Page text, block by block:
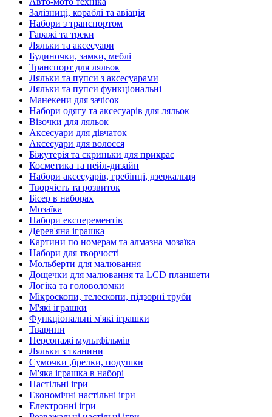
Залізниці, кораблі та авіація
Набори з транспортом
Гаражі та треки
Ляльки та аксесуари
Будиночки, замки, меблі
Транспорт для ляльок
Ляльки та пупси з аксесуарами
Ляльки та пупси функціональні
Манекени для зачісок
Набори одягу та аксесуарів для ляльок
Візочки для ляльок
Аксесуари для дівчаток
Аксесуари для волосся
Біжутерія та скриньки для прикрас
Косметика та нейл-дизайн
Набори аксесуарів, гребінці, дзеркальця
Творчість та розвиток
Бісер в наборах
Мозаїка
Набори експерементів
Дерев'яна іграшка
Картини по номерам та алмазна мозаїка
Набори для творчості
Мольберти для малювання
Дощечки для малювання та LCD планшети
Логіка та головоломки
Мікроскопи, телескопи, підзорні труби
М'які іграшки
Функціональні м'які іграшки
Тварини
Персонажі мультфільмів
Ляльки з тканини
Сумочки ,брелки, подушки
М'яка іграшка в наборі
Настільні ігри
Економічні настільні ігри
Електронні ігри